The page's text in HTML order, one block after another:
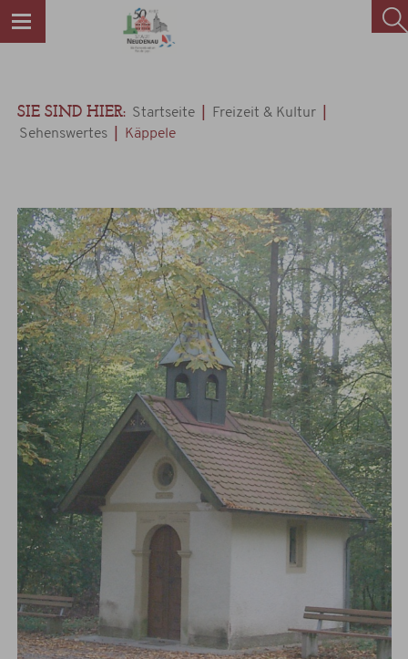
SIE SIND HIER: Startseite | Freizeit & Kultur |
Sehenswertes | Käppele